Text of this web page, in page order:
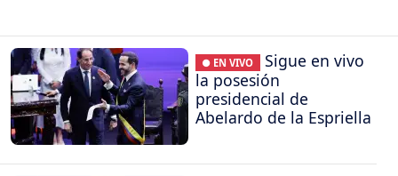
● EN VIVO
Sigue en vivo
la posesión
presidencial de
Abelardo de la Espriella